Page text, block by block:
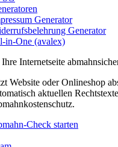
Generator
Generator
in-One (avalex)
Internetseite
Website oder Onlineshop
aktuellen
Check starten